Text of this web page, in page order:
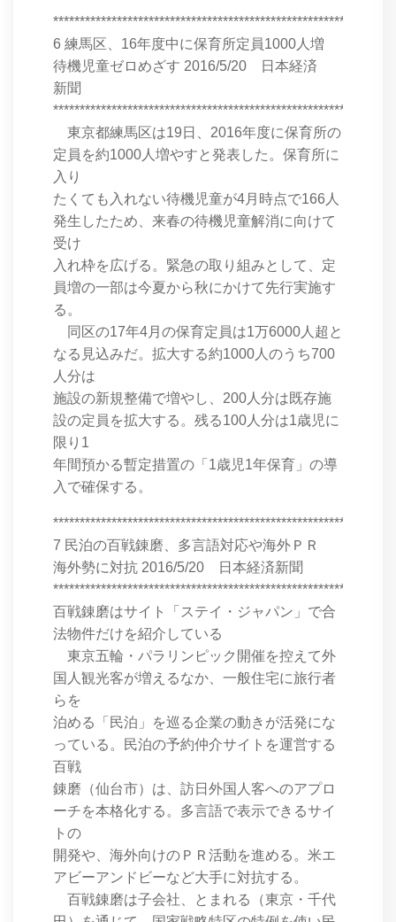
6 練馬区、16年度中に保育所定員1000人増
待機児童ゼロめざす 2016/5/20 日本経済
新聞
東京都練馬区は19日、2016年度に保育所の
定員を約1000人増やすと発表した。保育所に
入り
たくても入れない待機児童が4月時点で166人
発生したため、来春の待機児童解消に向けて
受け
入れ枠を広げる。緊急の取り組みとして、定
員増の一部は今夏から秋にかけて先行実施す
る。
同区の17年4月の保育定員は1万6000人超と
なる見込みだ。拡大する約1000人のうち700
人分は
施設の新規整備で増やし、200人分は既存施
設の定員を拡大する。残る100人分は1歳児に
限り1
年間預かる暫定措置の「1歳児1年保育」の導
入で確保する。
7 民泊の百戦錬磨、多言語対応や海外ＰＲ
海外勢に対抗 2016/5/20 日本経済新聞
百戦錬磨はサイト「ステイ・ジャパン」で合
法物件だけを紹介している
東京五輪・パラリンピック開催を控えて外
国人観光客が増えるなか、一般住宅に旅行者
らを
泊める「民泊」を巡る企業の動きが活発にな
っている。民泊の予約仲介サイトを運営する
百戦
錬磨（仙台市）は、訪日外国人客へのアプロ
ーチを本格化する。多言語で表示できるサイ
トの
開発や、海外向けのＰＲ活動を進める。米エ
アビーアンドビーなど大手に対抗する。
百戦錬磨は子会社、とまれる（東京・千代